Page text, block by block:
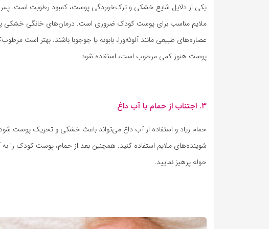
یکی از دلایل شایع خشکی و ترک‌خوردگی پوست، کمبود رطوبت است. پس
ملایم مناسب برای پوست کودک ضروری است. درمان‌های خانگی خشکی
عصاره‌های طبیعی مانند آلوئه‌ورا، بابونه یا جوجوبا باشند. بهتر است
پوست هنوز کمی مرطوب است، استفاده شود.
۳. اجتناب از حمام با آب داغ
حمام زیاد و استفاده از آب داغ می‌تواند باعث خشکی و تحریک پوست
شوینده‌های ملایم استفاده کنید. همچنین بعد از حمام، پوست کودک را
حوله پرهیز نمایید.